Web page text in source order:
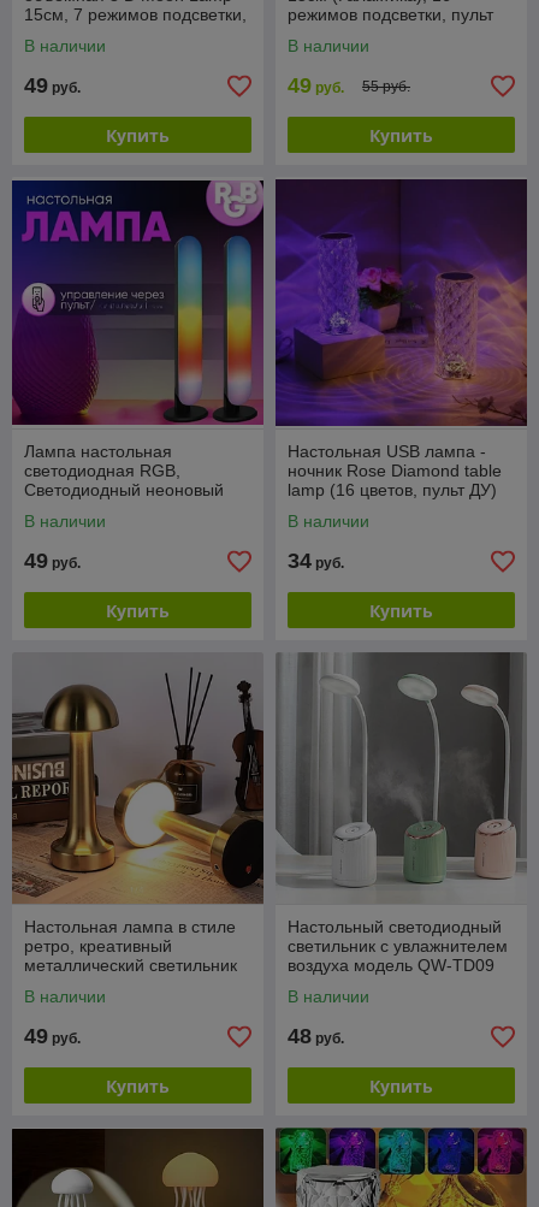
15см, 7 режимов подсветки,
В наличии
49 руб.
Купить
режимов подсветки, пульт
В наличии
49 руб. 55 руб.
Купить
Лампа настольная
светодиодная RGB,
Светодиодный неоновый
В наличии
49 руб.
Купить
Настольная USB лампа -
ночник Rose Diamond table
lamp (16 цветов, пульт ДУ)
В наличии
34 руб.
Купить
Настольная лампа в стиле
ретро, креативный
металлический светильник
настольная лампа с
В наличии
49 руб.
Купить
Настольный светодиодный
светильник с увлажнителем
воздуха модель QW-TD09
свечения, 2
В наличии
48 руб.
Купить